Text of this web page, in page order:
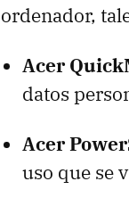
ordenador,
Acer
datos
Acer
uso que se